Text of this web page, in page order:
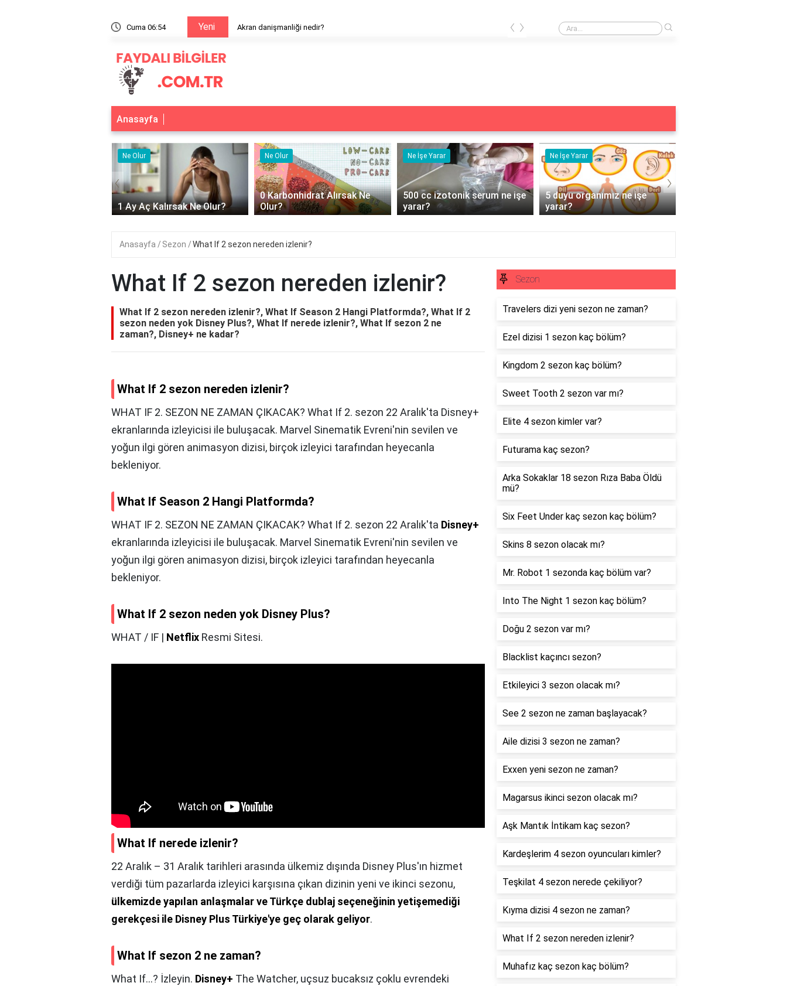
Cuma 06:54 Yeni
Akran danişmanliği nedir? Tersine çevirme alıştırması nedir?
‹ ›
Anasayfa
Ne Olur
1 Ay Aç Kalırsak Ne Olur?
Ne Olur
0 Karbonhidrat Alırsak Ne
Olur?
Ne İşe Yarar
500 cc izotonik serum ne işe
yarar?
Ne İşe Yarar
5 duyu organımız ne işe
yarar?
‹ ›
Anasayfa Sezon What If 2 sezon nereden izlenir?
What If 2 sezon nereden izlenir?
What If 2 sezon nereden izlenir?, What If Season 2 Hangi Platformda?, What If 2
sezon neden yok Disney Plus?, What If nerede izlenir?, What If sezon 2 ne
zaman?, Disney+ ne kadar?
What If 2 sezon nereden izlenir?
WHAT IF 2. SEZON NE ZAMAN ÇIKACAK? What If 2. sezon 22 Aralık'ta Disney+
ekranlarında izleyicisi ile buluşacak. Marvel Sinematik Evreni'nin sevilen ve
yoğun ilgi gören animasyon dizisi, birçok izleyici tarafından heyecanla
bekleniyor.
What If Season 2 Hangi Platformda?
WHAT IF 2. SEZON NE ZAMAN ÇIKACAK? What If 2. sezon 22 Aralık'ta Disney+
ekranlarında izleyicisi ile buluşacak. Marvel Sinematik Evreni'nin sevilen ve
yoğun ilgi gören animasyon dizisi, birçok izleyici tarafından heyecanla
bekleniyor.
What If 2 sezon neden yok Disney Plus?
WHAT / IF | Netflix Resmi Sitesi.
What If nerede izlenir?
22 Aralık – 31 Aralık tarihleri arasında ülkemiz dışında Disney Plus'ın hizmet
verdiği tüm pazarlarda izleyici karşısına çıkan dizinin yeni ve ikinci sezonu,
ülkemizde yapılan anlaşmalar ve Türkçe dublaj seçeneğinin yetişemediği
gerekçesi ile Disney Plus Türkiye'ye geç olarak geliyor.
What If sezon 2 ne zaman?
What If...? İzleyin. Disney+ The Watcher, uçsuz bucaksız çoklu evrendeki
Sezon
Travelers dizi yeni sezon ne zaman?
Ezel dizisi 1 sezon kaç bölüm?
Kingdom 2 sezon kaç bölüm?
Sweet Tooth 2 sezon var mı?
Elite 4 sezon kimler var?
Futurama kaç sezon?
Arka Sokaklar 18 sezon Rıza Baba Öldü
mü?
Six Feet Under kaç sezon kaç bölüm?
Skins 8 sezon olacak mı?
Mr. Robot 1 sezonda kaç bölüm var?
Into The Night 1 sezon kaç bölüm?
Doğu 2 sezon var mı?
Blacklist kaçıncı sezon?
Etkileyici 3 sezon olacak mı?
See 2 sezon ne zaman başlayacak?
Aile dizisi 3 sezon ne zaman?
Exxen yeni sezon ne zaman?
Magarsus ikinci sezon olacak mı?
Aşk Mantık İntikam kaç sezon?
Kardeşlerim 4 sezon oyuncuları kimler?
Teşkilat 4 sezon nerede çekiliyor?
Kıyma dizisi 4 sezon ne zaman?
What If 2 sezon nereden izlenir?
Muhafız kaç sezon kaç bölüm?